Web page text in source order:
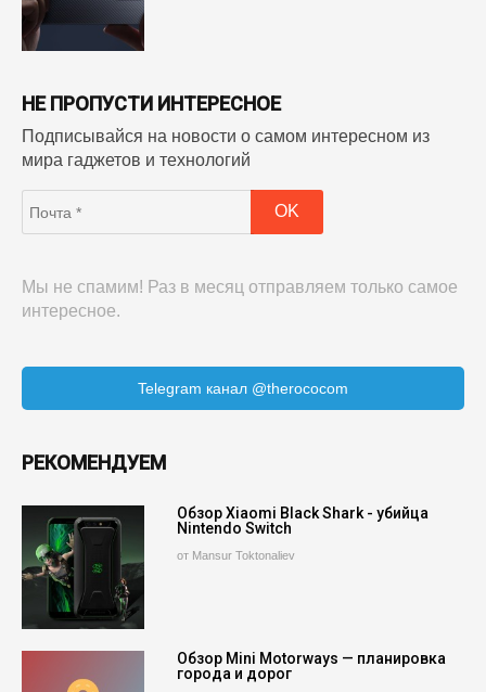
НЕ ПРОПУСТИ ИНТЕРЕСНОЕ
Подписывайся на новости о самом интересном из
мира гаджетов и технологий
Мы не спамим! Раз в месяц отправляем только самое
интересное.
Telegram канал @therococom
РЕКОМЕНДУЕМ
Обзор Xiaomi Black Shark - убийца
Nintendo Switch
от Mansur Toktonaliev
Обзор Mini Motorways — планировка
города и дорог